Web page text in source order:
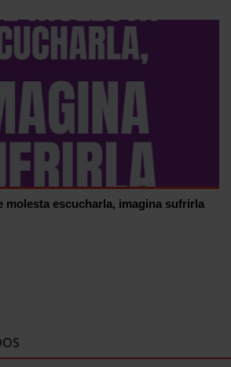
molesta escucharla, imagina sufrirla